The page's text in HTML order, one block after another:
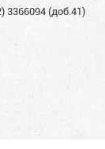
3366094 (доб.41)